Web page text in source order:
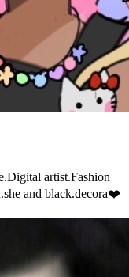
artist.Fashion
and black.decora❤️